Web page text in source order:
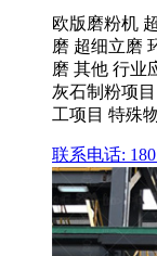
欧版磨粉机
磨 超细立磨
磨 其他 行业
灰石制粉项
工项目 特殊
联系电话: 180